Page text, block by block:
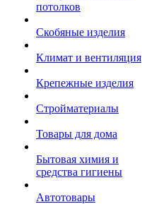
потолков
Скобяные изделия
Климат и вентиляция
Крепежные изделия
Стройматериалы
Товары для дома
Бытовая химия и
средства гигиены
Автотовары